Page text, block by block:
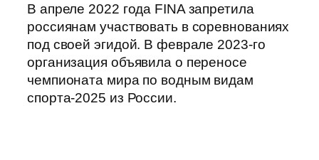
В апреле 2022 года FINA запретила
россиянам участвовать в соревнованиях
под своей эгидой. В феврале 2023-го
организация объявила о переносе
чемпионата мира по водным видам
спорта-2025 из России.